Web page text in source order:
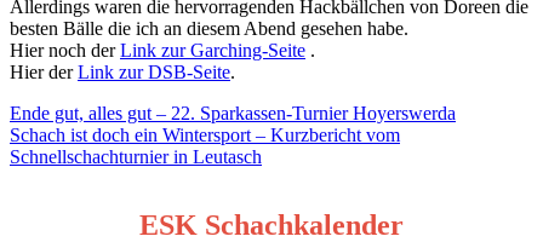
Allerdings waren die hervorragenden Hackbällchen von Doreen die
besten Bälle die ich an diesem Abend gesehen habe.
Hier noch derLink zur Garching-Seite .
Hier derLink zur DSB-Seite.
Beitragsnavigation
Ende gut, alles gut – 22. Sparkassen-Turnier Hoyerswerda
Schach ist doch ein Wintersport – Kurzbericht vom
Schnellschachturnier in Leutasch
ESK Schachkalender